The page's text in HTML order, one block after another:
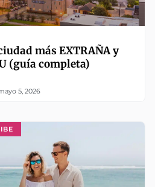
más EXTRAÑA y
(guía completa)
5, 2026